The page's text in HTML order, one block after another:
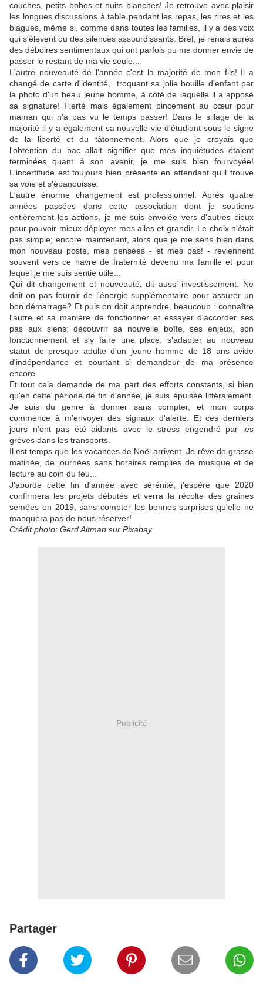
couches, petits bobos et nuits blanches! Je retrouve avec plaisir
les longues discussions à table pendant les repas, les rires et les
blagues, même si, comme dans toutes les familles, il y a des voix
qui s'élèvent ou des silences assourdissants. Bref, je renais après
des déboires sentimentaux qui ont parfois pu me donner envie de
passer le restant de ma vie seule...
L'autre nouveauté de l'année c'est la majorité de mon fils! Il a
changé de carte d'identité, troquant sa jolie bouille d'enfant par
la photo d'un beau jeune homme, à côté de laquelle il a apposé
sa signature! Fierté mais également pincement au cœur pour
maman qui n'a pas vu le temps passer! Dans le sillage de la
majorité il y a également sa nouvelle vie d'étudiant sous le signe
de la liberté et du tâtonnement. Alors que je croyais que
l'obtention du bac allait signifier que mes inquiétudes étaient
terminées quant à son avenir, je me suis bien fourvoyée!
L'incertitude est toujours bien présente en attendant qu'il trouve
sa voie et s'épanouisse.
L'autre énorme changement est professionnel. Après quatre
années passées dans cette association dont je soutiens
entièrement les actions, je me suis envolée vers d'autres cieux
pour pouvoir mieux déployer mes ailes et grandir. Le choix n'était
pas simple; encore maintenant, alors que je me sens bien dans
mon nouveau poste, mes pensées - et mes pas! - reviennent
souvent vers ce havre de fraternité devenu ma famille et pour
lequel je me suis sentie utile...
Qui dit changement et nouveauté, dit aussi investissement. Ne
doit-on pas fournir de l'énergie supplémentaire pour assurer un
bon démarrage? Et puis on doit apprendre, beaucoup : connaître
l'autre et sa manière de fonctionner et essayer d'accorder ses
pas aux siens; découvrir sa nouvelle boîte, ses enjeux, son
fonctionnement et s'y faire une place; s'adapter au nouveau
statut de presque adulte d'un jeune homme de 18 ans avide
d'indépendance et pourtant si demandeur de ma présence
encore.
Et tout cela demande de ma part des efforts constants, si bien
qu'en cette période de fin d'année, je suis épuisée littéralement.
Je suis du genre à donner sans compter, et mon corps
commence à m'envoyer des signaux d'alerte. Et ces derniers
jours n'ont pas été aidants avec le stress engendré par les
grèves dans les transports.
Il est temps que les vacances de Noël arrivent. Je rêve de grasse
matinée, de journées sans horaires remplies de musique et de
lecture au coin du feu...
J'aborde cette fin d'année avec sérénité, j'espère que 2020
confirmera les projets débutés et verra la récolte des graines
semées en 2019, sans compter les bonnes surprises qu'elle ne
manquera pas de nous réserver!
Crédit photo: Gerd Altman sur Pixabay
Publicité
Partager